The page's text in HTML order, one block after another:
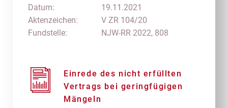
Datum:
Aktenzeichen:
Fundstelle:
19.11.2021
V ZR 104/20
NJW-RR 2022, 808
Einrede des nicht erfüllten
Vertrags bei geringfügigen
Mängeln